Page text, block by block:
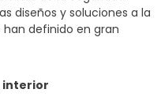
diseños y soluciones a la
definido en gran
interior